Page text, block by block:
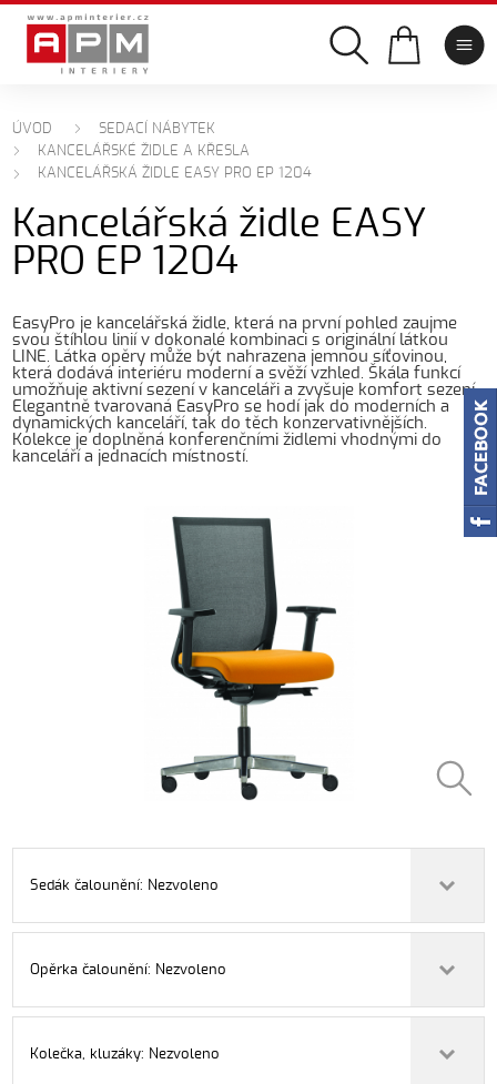
ÚVOD
SEDACÍ NÁBYTEK
KANCELÁŘSKÉ ŽIDLE A KŘESLA
KANCELÁŘSKÁ ŽIDLE EASY PRO EP 1204
Kancelářská židle EASY
PRO EP 1204
EasyPro je kancelářská židle, která na první pohled zaujme
svou štíhlou linií v dokonalé kombinaci s originální látkou
LINE. Látka opěry může být nahrazena jemnou síťovinou,
která dodává interiéru moderní a svěží vzhled. Škála funkcí
umožňuje aktivní sezení v kanceláři a zvyšuje komfort sezení.
Elegantně tvarovaná EasyPro se hodí jak do moderních a
dynamických kanceláří, tak do těch konzervativnějších.
Kolekce je doplněná konferenčními židlemi vhodnými do
kanceláří a jednacích místností.
Sedák čalounění: Nezvoleno
Opěrka čalounění: Nezvoleno
Kolečka, kluzáky: Nezvoleno